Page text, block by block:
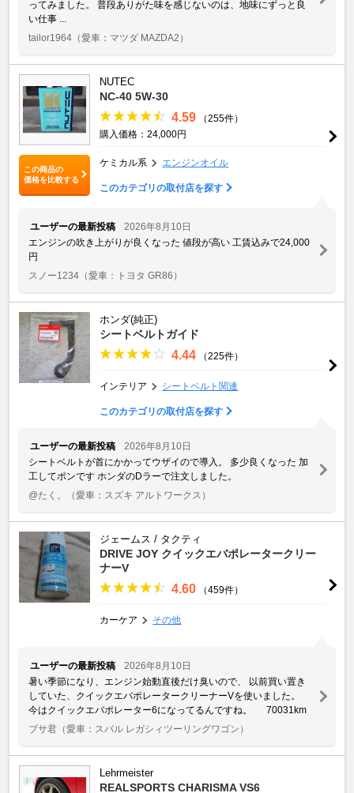
ってみました。 普段ありがた味を感じないのは、地味にずっと良
い仕事 ...
tailor1964 （愛車：マツダ MAZDA2）
この商品の
価格を比較する
NUTEC
NC-40 5W-30
4.59
（255件）
購入価格：24,000円
ケミカル系 エンジンオイル
このカテゴリの取付店を探す
ユーザーの最新投稿
2026年8月10日
エンジンの吹き上がりが良くなった 値段が高い 工賃込みで24,000
円
スノー1234 （愛車：トヨタ GR86）
ホンダ(純正)
シートベルトガイド
4.44 （225件）
インテリア シートベルト関連
このカテゴリの取付店を探す
ユーザーの最新投稿
2026年8月10日
シートベルトが首にかかってウザイので導入。 多少良くなった 加
工してポンです ホンダのDラーで注文しました。
@たく。
（愛車：スズキ アルトワークス）
ジェームス / タクティ
DRIVE JOY クイックエバポレータークリー
ナーV
4.60 （459件）
カーケア その他
ユーザーの最新投稿
2026年8月10日
暑い季節になり、エンジン始動直後だけ臭いので、 以前買い置き
していた、クイックエバポレータークリーナーVを使いました。
今はクイックエバポレーター6になってるんですね。 70031km
ブサ君 （愛車：スバル レガシィツーリングワゴン）
Lehrmeister
REALSPORTS CHARISMA VS6